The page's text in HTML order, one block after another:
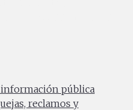
información pública
reclamos y